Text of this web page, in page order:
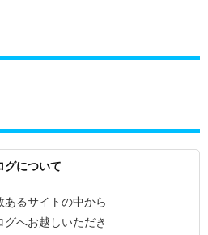
グについて
あるサイトの中から
グへお越しいただき